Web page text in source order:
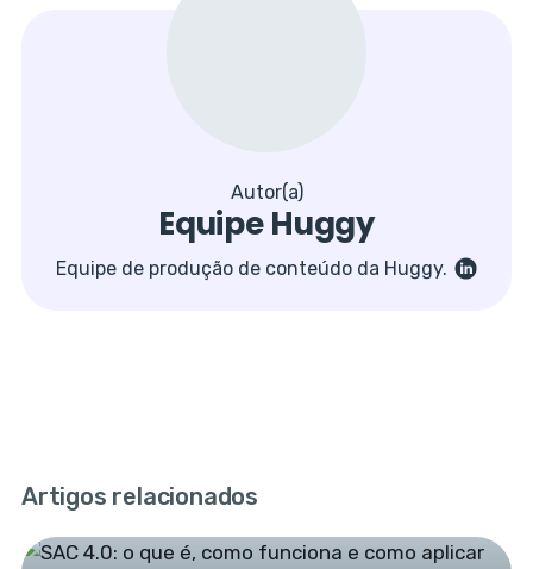
Autor(a)
Equipe Huggy
Equipe de produção de conteúdo da Huggy.
Artigos relacionados